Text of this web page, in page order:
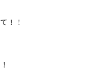
て！！